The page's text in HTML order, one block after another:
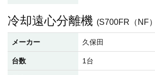
冷却遠心分離機 (S700FR（NF
メーカー 久保田
台数 1台